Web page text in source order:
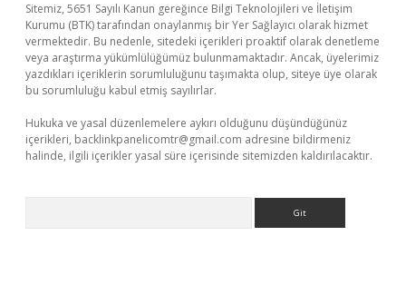
Sitemiz, 5651 Sayılı Kanun gereğince Bilgi Teknolojileri ve İletişim
Kurumu (BTK) tarafından onaylanmış bir Yer Sağlayıcı olarak hizmet
vermektedir. Bu nedenle, sitedeki içerikleri proaktif olarak denetleme
veya araştırma yükümlülüğümüz bulunmamaktadır. Ancak, üyelerimiz
yazdıkları içeriklerin sorumluluğunu taşımakta olup, siteye üye olarak
bu sorumluluğu kabul etmiş sayılırlar.
Hukuka ve yasal düzenlemelere aykırı olduğunu düşündüğünüz
içerikleri, backlinkpanelicomtr@gmail.com adresine bildirmeniz
halinde, ilgili içerikler yasal süre içerisinde sitemizden kaldırılacaktır.